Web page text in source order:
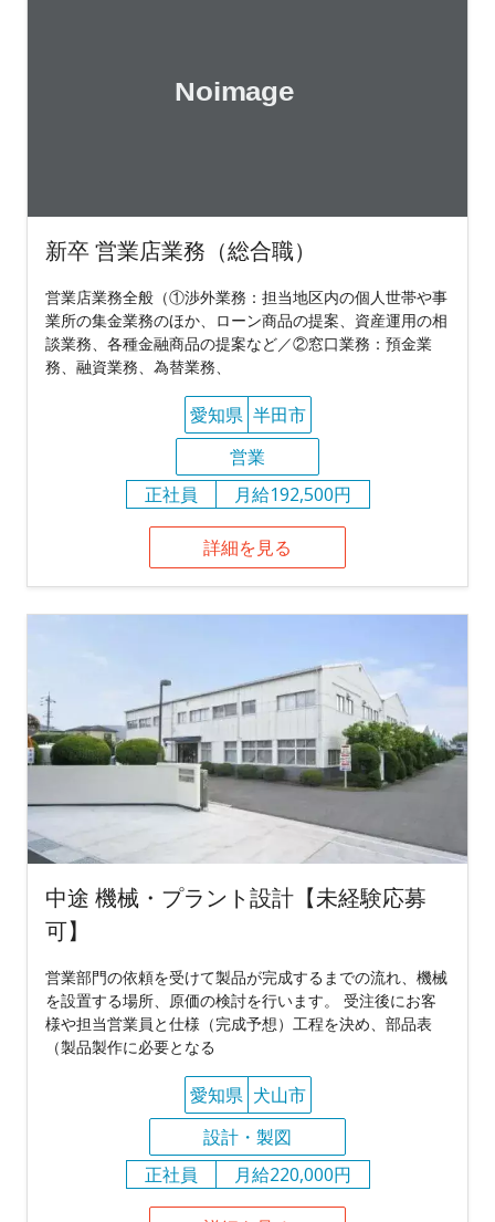
新卒 営業店業務（総合職）
営業店業務全般（①渉外業務：担当地区内の個人世帯や事
業所の集金業務のほか、ローン商品の提案、資産運用の相
談業務、各種金融商品の提案など／②窓口業務：預金業
務、融資業務、為替業務、
愛知県 半田市
営業
正社員
月給192,500円
詳細を見る
中途 機械・プラント設計【未経験応募
可】
営業部門の依頼を受けて製品が完成するまでの流れ、機械
を設置する場所、原価の検討を行います。 受注後にお客
様や担当営業員と仕様（完成予想）工程を決め、部品表
（製品製作に必要となる
愛知県 犬山市
設計・製図
正社員
月給220,000円